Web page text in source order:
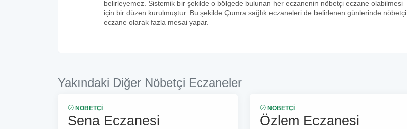
belirleyemez. Sistemik bir şekilde o bölgede bulunan her eczanenin nöbetçi eczane olabilmesi
için bir düzen kurulmuştur. Bu şekilde Çumra sağlık eczaneleri de belirlenen günlerinde nöbetçi
eczane olarak fazla mesai yapar.
Yakındaki Diğer Nöbetçi Eczaneler
NÖBETÇI
Sena Eczanesi
NÖBETÇI
Özlem Eczanesi